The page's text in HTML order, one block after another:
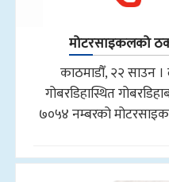
मोटरसाइकलको
काठमाडौँ, २२ साउन
गोबरडिहास्थित
७०५४ नम्बरको